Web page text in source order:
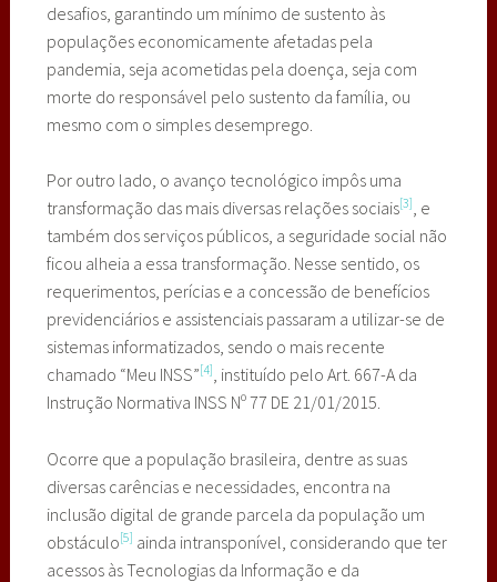
desafios, garantindo um mínimo de sustento às
populações economicamente afetadas pela
pandemia, seja acometidas pela doença, seja com
morte do responsável pelo sustento da família, ou
mesmo com o simples desemprego.
Por outro lado, o avanço tecnológico impôs uma
transformação das mais diversas relações sociais[3], e
também dos serviços públicos, a seguridade social não
ficou alheia a essa transformação. Nesse sentido, os
requerimentos, perícias e a concessão de benefícios
previdenciários e assistenciais passaram a utilizar-se de
sistemas informatizados, sendo o mais recente
chamado “Meu INSS”[4], instituído pelo Art. 667-A da
Instrução Normativa INSS Nº 77 DE 21/01/2015.
Ocorre que a população brasileira, dentre as suas
diversas carências e necessidades, encontra na
inclusão digital de grande parcela da população um
obstáculo[5] ainda intransponível, considerando que ter
acessos às Tecnologias da Informação e da